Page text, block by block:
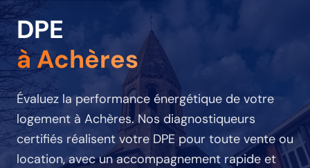
DPE
à Achères
Évaluez la performance énergétique de votre
logement à Achères. Nos diagnostiqueurs
certifiés réalisent votre DPE pour toute vente ou
location, avec un accompagnement rapide et